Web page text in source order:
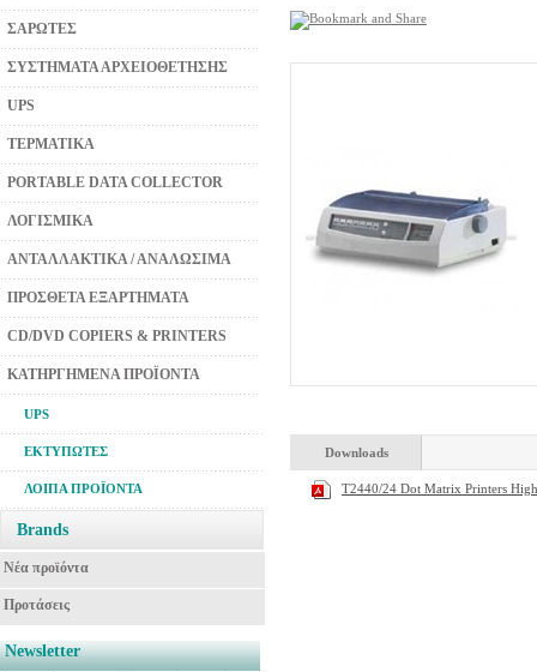
ΣΑΡΩΤΕΣ
ΣΥΣΤΗΜΑΤΑ ΑΡΧΕΙΟΘΕΤΗΣΗΣ
UPS
ΤΕΡΜΑΤΙΚΑ
PORTABLE DATA COLLECTOR
ΛΟΓΙΣΜΙΚΑ
ΑΝΤΑΛΛΑΚΤΙΚΑ / ΑΝΑΛΩΣΙΜΑ
ΠΡΟΣΘΕΤΑ ΕΞΑΡΤΗΜΑΤΑ
CD/DVD COPIERS & PRINTERS
ΚΑΤΗΡΓΗΜΕΝΑ ΠΡΟΪΟΝΤΑ
UPS
ΕΚΤΥΠΩΤΕΣ
ΛΟΙΠΑ ΠΡΟΪΟΝΤΑ
Brands
Νέα προϊόντα
Προτάσεις
Newsletter
Downloads
T2440/24 Dot Matrix Printers